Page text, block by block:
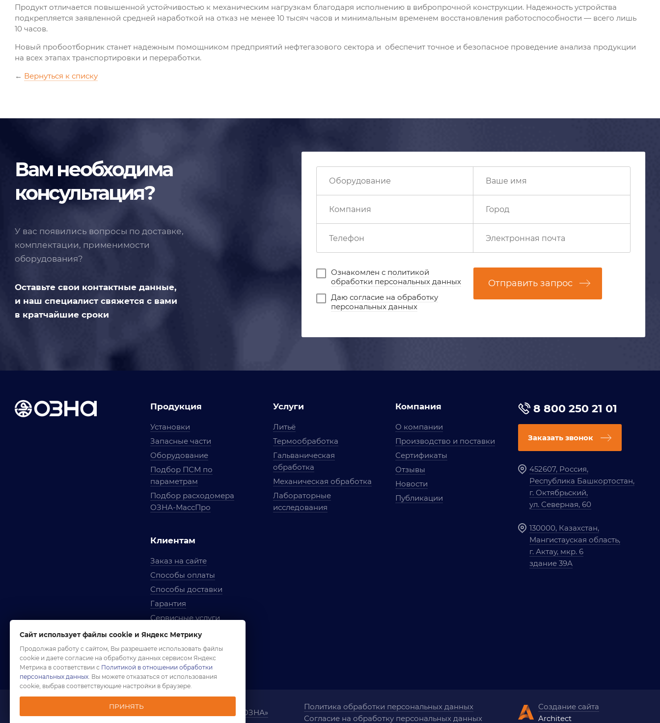
Продукт отличается повышенной устойчивостью к механическим нагрузкам благодаря исполнению в вибропрочной конструкции. Надежность устройства
подкрепляется заявленной средней наработкой на отказ не менее 10 тысяч часов и минимальным временем восстановления работоспособности — всего лишь
10 часов.
Новый пробоотборник станет надежным помощником предприятий нефтегазового сектора и обеспечит точное и безопасное проведение анализа продукции
на всех этапах транспортировки и переработки.
← Вернуться к списку
Вам необходима
консультация?
У вас появились вопросы по доставке,
комплектации, применимости
оборудования?
Оставьте свои контактные данные,
и наш специалист свяжется с вами
в кратчайшие сроки
Ознакомлен с политикой
обработки персональных данных
Даю согласие на обработку
персональных данных
Отправить запрос
Продукция
Установки
Запасные части
Оборудование
Подбор ПСМ по
параметрам
Подбор расходомера
ОЗНА-МассПро
Клиентам
Заказ на сайте
Способы оплаты
Способы доставки
Гарантия
Сервисные услуги
Вопросы и ответы
Условия сотрудничества
Правила использования
Услуги
Литьё
Термообработка
Гальваническая
обработка
Механическая обработка
Лабораторные
исследования
Компания
О компании
Производство и поставки
Сертификаты
Отзывы
Новости
Публикации
8 800 250 21 01
Заказать звонок
452607, Россия,
Республика Башкортостан,
г. Октябрьский,
ул. Северная, 60
130000, Казахстан,
Мангистауская область,
г. Актау, мкр. 6
здание 39А
Компания «ОЗНА»
Политика обработки персональных данных
Согласие на обработку персональных данных
Создание сайта
Architect
Сайт использует файлы cookie и Яндекс Метрику
Продолжая работу с сайтом, Вы разрешаете использовать файлы
cookie и даете согласие на обработку данных сервисом Яндекс
Метрика в соответствии с Политикой в отношении обработки
персональных данных. Вы можете отказаться от использования
cookie, выбрав соответствующие настройки в браузере.
ПРИНЯТЬ